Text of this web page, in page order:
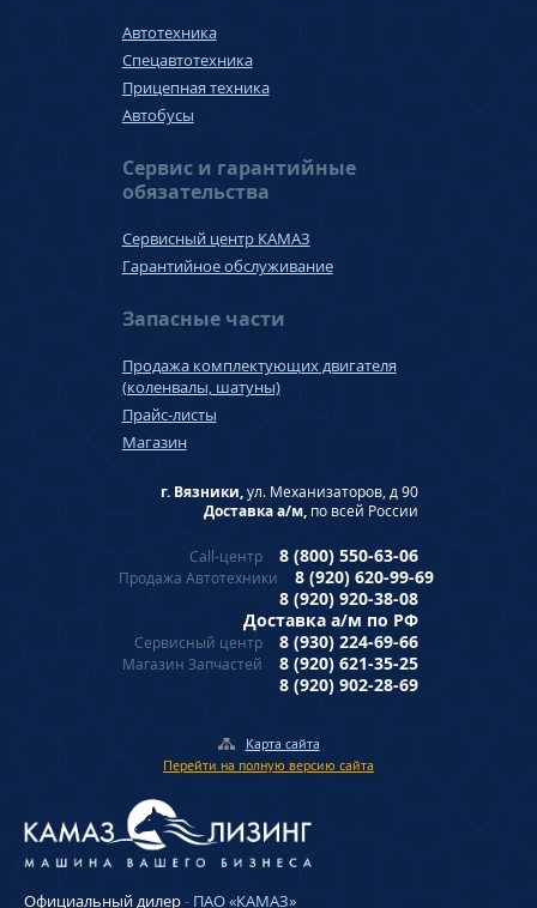
Автотехника
Спецавтотехника
Прицепная техника
Автобусы
Сервис и гарантийные
обязательства
Сервисный центр КАМАЗ
Гарантийное обслуживание
Запасные части
Продажа комплектующих двигателя
(коленвалы, шатуны)
Прайс-листы
Магазин
г. Вязники,ул. Механизаторов, д 90
Доставка а/м, по всей России
Call-центр 8 (800) 550-63-06
Продажа Автотехники
8 (920) 620-99-69
8 (920) 920-38-08
Доставка а/м по РФ
Сервисный центр 8 (930) 224-69-66
Магазин Запчастей
8 (920) 621-35-25
8 (920) 902-28-69
Карта сайта
Перейти на полную версию сайта
Официальный дилер- ПАО «КАМАЗ»